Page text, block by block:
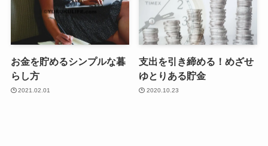
お金を貯めるシンプルな暮
らし方
2021.02.01
支出を引き締める！めざせ
ゆとりある貯金
2020.10.23